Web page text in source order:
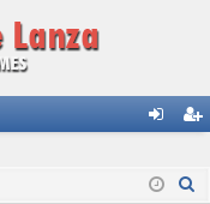
nti ist